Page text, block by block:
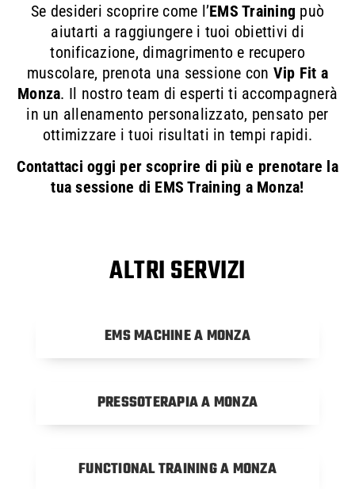
Se desideri scoprire come l’EMS Training può
aiutarti a raggiungere i tuoi obiettivi di
tonificazione, dimagrimento e recupero
muscolare, prenota una sessione con Vip Fit a
Monza. Il nostro team di esperti ti accompagnerà
in un allenamento personalizzato, pensato per
ottimizzare i tuoi risultati in tempi rapidi.
Contattaci oggi per scoprire di più e prenotare la
tua sessione di EMS Training a Monza!
ALTRI SERVIZI
EMS MACHINE A MONZA
PRESSOTERAPIA A MONZA
FUNCTIONAL TRAINING A MONZA